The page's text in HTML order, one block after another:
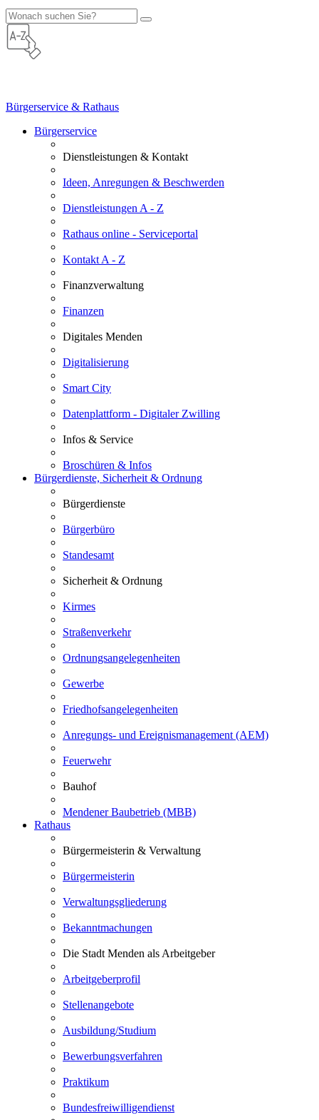
Bürgerservice & Rathaus
Bürgerservice
Dienstleistungen & Kontakt
Ideen, Anregungen & Beschwerden
Dienstleistungen A - Z
Rathaus online - Serviceportal
Kontakt A - Z
Finanzverwaltung
Finanzen
Digitales Menden
Digitalisierung
Smart City
Datenplattform - Digitaler Zwilling
Infos & Service
Broschüren & Infos
Bürgerdienste, Sicherheit & Ordnung
Bürgerdienste
Bürgerbüro
Standesamt
Sicherheit & Ordnung
Kirmes
Straßenverkehr
Ordnungsangelegenheiten
Gewerbe
Friedhofsangelegenheiten
Anregungs- und Ereignismanagement (AEM)
Feuerwehr
Bauhof
Mendener Baubetrieb (MBB)
Rathaus
Bürgermeisterin & Verwaltung
Bürgermeisterin
Verwaltungsgliederung
Bekanntmachungen
Die Stadt Menden als Arbeitgeber
Arbeitgeberprofil
Stellenangebote
Ausbildung/Studium
Bewerbungsverfahren
Praktikum
Bundesfreiwilligendienst